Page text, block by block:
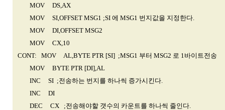
MOV DS,AX
MOV SI,OFFSET MSG1 ;SI 에 MSG1 번지값을 지정한다.
MOV DI,OFFSET MSG2
MOV CX,10
CONT: MOV AL,BYTE PTR [SI] ;MSG1 부터 MSG2 로 1바이트전송
MOV BYTE PTR [DI],AL
INC SI ;전송하는 번지를 하나씩 증가시킨다.
INC DI
DEC CX ;전송해야할 갯수의 카운트를 하나씩 줄인다.